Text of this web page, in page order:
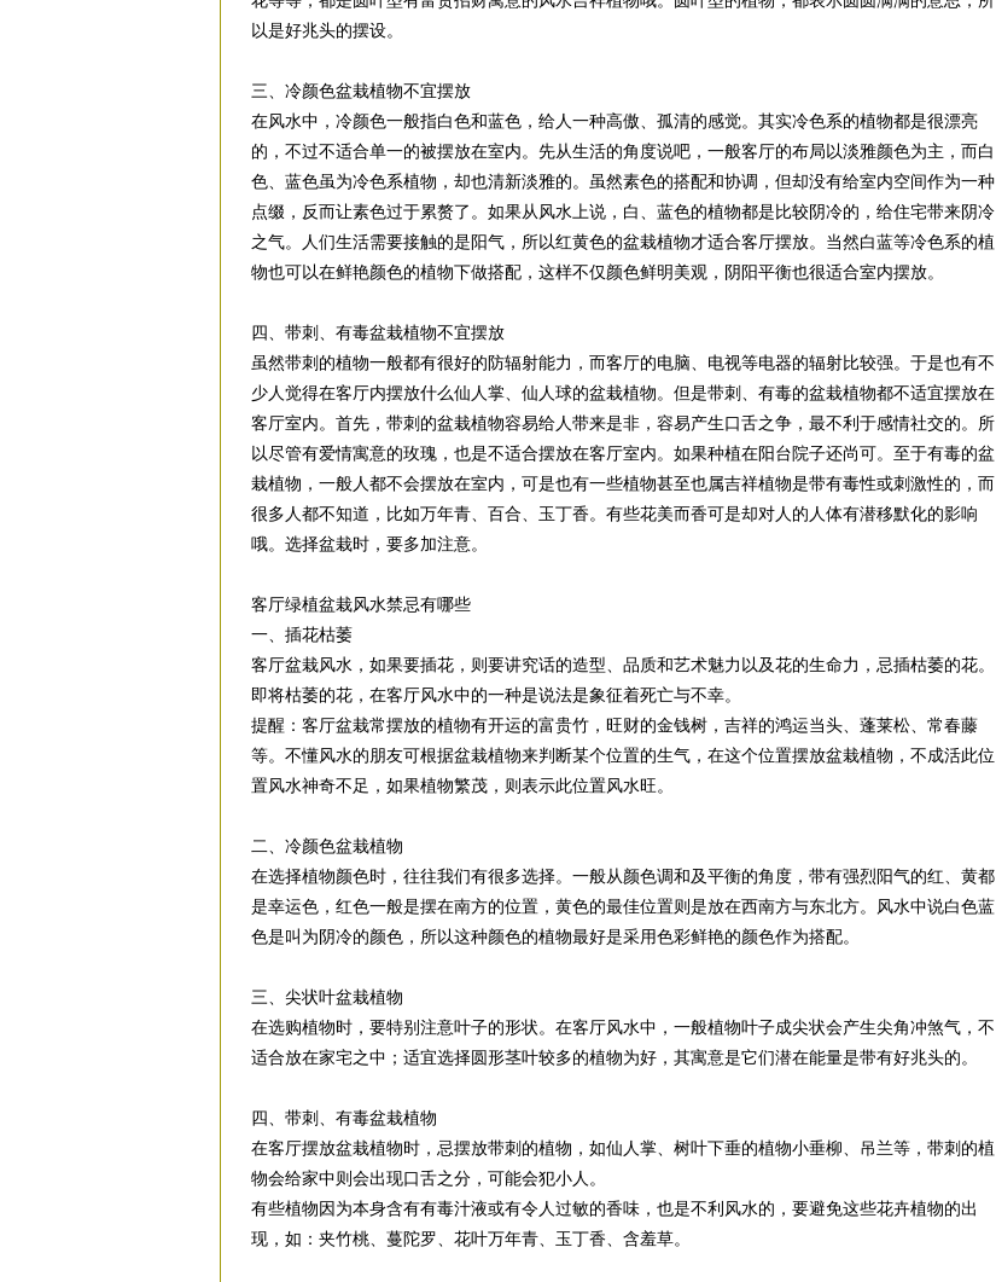
以是好兆头的摆设。
三、冷颜色盆栽植物不宜摆放
在风水中，冷颜色一般指白色和蓝色，给人一种高傲、孤清的感觉。其实冷色系的植物都是很漂亮
的，不过不适合单一的被摆放在室内。先从生活的角度说吧，一般客厅的布局以淡雅颜色为主，而白
色、蓝色虽为冷色系植物，却也清新淡雅的。虽然素色的搭配和协调，但却没有给室内空间作为一种
点缀，反而让素色过于累赘了。如果从风水上说，白、蓝色的植物都是比较阴冷的，给住宅带来阴冷
之气。人们生活需要接触的是阳气，所以红黄色的盆栽植物才适合客厅摆放。当然白蓝等冷色系的植
物也可以在鲜艳颜色的植物下做搭配，这样不仅颜色鲜明美观，阴阳平衡也很适合室内摆放。
四、带刺、有毒盆栽植物不宜摆放
虽然带刺的植物一般都有很好的防辐射能力，而客厅的电脑、电视等电器的辐射比较强。于是也有不
少人觉得在客厅内摆放什么仙人掌、仙人球的盆栽植物。但是带刺、有毒的盆栽植物都不适宜摆放在
客厅室内。首先，带刺的盆栽植物容易给人带来是非，容易产生口舌之争，最不利于感情社交的。所
以尽管有爱情寓意的玫瑰，也是不适合摆放在客厅室内。如果种植在阳台院子还尚可。至于有毒的盆
栽植物，一般人都不会摆放在室内，可是也有一些植物甚至也属吉祥植物是带有毒性或刺激性的，而
很多人都不知道，比如万年青、百合、玉丁香。有些花美而香可是却对人的人体有潜移默化的影响
哦。选择盆栽时，要多加注意。
客厅绿植盆栽风水禁忌有哪些
一、插花枯萎
客厅盆栽风水，如果要插花，则要讲究话的造型、品质和艺术魅力以及花的生命力，忌插枯萎的花。
即将枯萎的花，在客厅风水中的一种是说法是象征着死亡与不幸。
提醒：客厅盆栽常摆放的植物有开运的富贵竹，旺财的金钱树，吉祥的鸿运当头、蓬莱松、常春藤
等。不懂风水的朋友可根据盆栽植物来判断某个位置的生气，在这个位置摆放盆栽植物，不成活此位
置风水神奇不足，如果植物繁茂，则表示此位置风水旺。
二、冷颜色盆栽植物
在选择植物颜色时，往往我们有很多选择。一般从颜色调和及平衡的角度，带有强烈阳气的红、黄都
是幸运色，红色一般是摆在南方的位置，黄色的最佳位置则是放在西南方与东北方。风水中说白色蓝
色是叫为阴冷的颜色，所以这种颜色的植物最好是采用色彩鲜艳的颜色作为搭配。
三、尖状叶盆栽植物
在选购植物时，要特别注意叶子的形状。在客厅风水中，一般植物叶子成尖状会产生尖角冲煞气，不
适合放在家宅之中；适宜选择圆形茎叶较多的植物为好，其寓意是它们潜在能量是带有好兆头的。
四、带刺、有毒盆栽植物
在客厅摆放盆栽植物时，忌摆放带刺的植物，如仙人掌、树叶下垂的植物小垂柳、吊兰等，带刺的植
物会给家中则会出现口舌之分，可能会犯小人。
有些植物因为本身含有有毒汁液或有令人过敏的香味，也是不利风水的，要避免这些花卉植物的出
现，如：夹竹桃、蔓陀罗、花叶万年青、玉丁香、含羞草。